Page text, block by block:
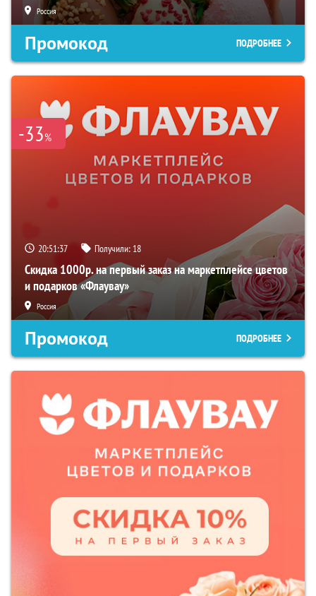
Россия
Промокод ПОДРОБНЕЕ
-33%
20:51:36 Получили: 18
Скидка 1000р. на первый заказ на маркетплейсе цветов
и подарков «Флаувау»
Россия
Промокод ПОДРОБНЕЕ